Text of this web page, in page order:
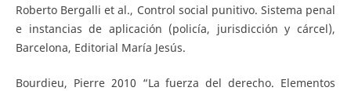
Roberto Bergalli et al., Control social punitivo. Sistema penal
e instancias de aplicación (policía, jurisdicción y cárcel),
Barcelona, Editorial María Jesús.
Bourdieu, Pierre 2010 “La fuerza del derecho. Elementos